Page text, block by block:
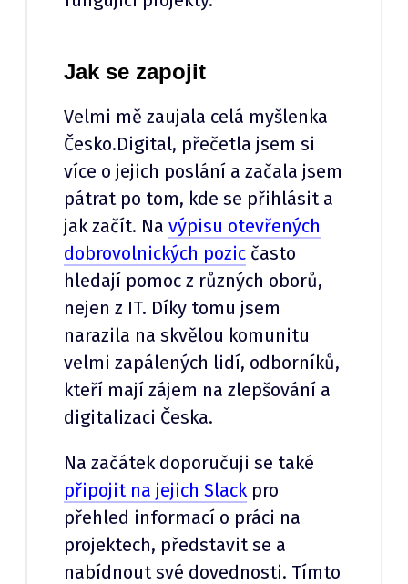
Jak se zapojit
Velmi mě zaujala celá myšlenka
Česko.Digital, přečetla jsem si
více o jejich poslání a začala jsem
pátrat po tom, kde se přihlásit a
jak začít. Na výpisu otevřených
dobrovolnických pozic často
hledají pomoc z různých oborů,
nejen z IT. Díky tomu jsem
narazila na skvělou komunitu
velmi zapálených lidí, odborníků,
kteří mají zájem na zlepšování a
digitalizaci Česka.
Na začátek doporučuji se také
připojit na jejich Slackpro
přehled informací o práci na
projektech, představit se a
nabídnout své dovednosti. Tímto